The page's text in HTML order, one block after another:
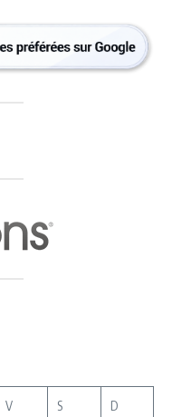
V S D